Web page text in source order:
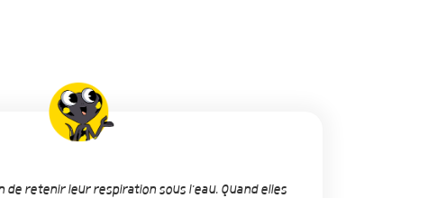
de retenir leur respiration sous l'eau. Quand elles